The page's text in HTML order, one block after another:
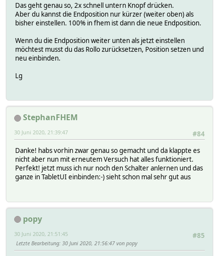
Das geht genau so, 2x schnell untern Knopf drücken.
Aber du kannst die Endposition nur kürzer (weiter oben) als
bisher einstellen. 100% in fhem ist dann die neue Endposition.
Wenn du die Endposition weiter unten als jetzt einstellen
möchtest musst du das Rollo zurücksetzen, Position setzen und
neu einbinden.
Lg
StephanFHEM
#84
30 Juni 2020, 21:39:47
Danke! habs vorhin zwar genau so gemacht und da klappte es
nicht aber nun mit erneutem Versuch hat alles funktioniert.
Perfekt! jetzt muss ich nur noch den Schalter anlernen und das
ganze in TabletUI einbinden:-) sieht schon mal sehr gut aus
popy
#85
30 Juni 2020, 21:51:45
Letzte Bearbeitung: 30 Juni 2020, 21:56:47 von popy